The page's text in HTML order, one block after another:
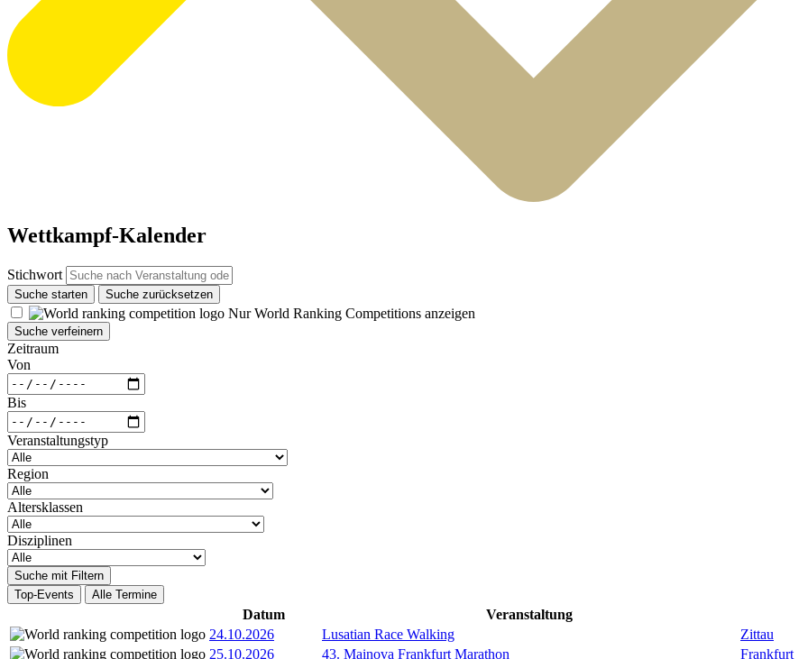
Wettkampf-Kalender
Stichwort
Suche starten Suche zurücksetzen
Nur World Ranking Competitions anzeigen
Suche verfeinern
Zeitraum
Von
Bis
Veranstaltungstyp
Region
Altersklassen
Disziplinen
Suche mit Filtern
Top-Events
Alle Termine
Datum
Veranstaltung
24.10.2026
Lusatian Race Walking
Zittau
25.10.2026
43. Mainova Frankfurt Marathon
Frankfurt